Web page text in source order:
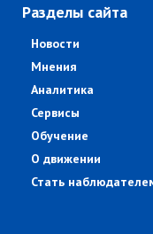
Разделы сайта
Новости
Мнения
Аналитика
Сервисы
Обучение
О движении
Стать